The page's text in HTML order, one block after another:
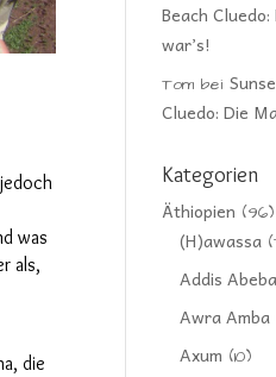
was
als,
die
Beach
war’s!
Tom bei
Cluedo: Die
Kategorien
Äthiopien (96)
(H)awassa
Addis Abeba
Awra Amba
Axum (10)